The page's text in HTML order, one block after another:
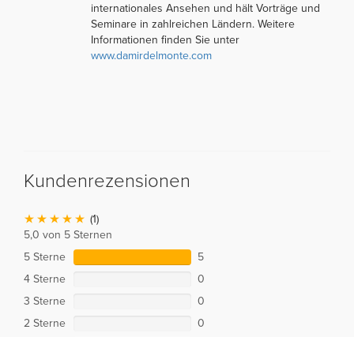
internationales Ansehen und hält Vorträge und
Seminare in zahlreichen Ländern. Weitere
Informationen finden Sie unter
www.damirdelmonte.com
Kundenrezensionen
(1)
5,0 von 5 Sternen
5 Sterne
5
4 Sterne
0
3 Sterne
0
2 Sterne
0